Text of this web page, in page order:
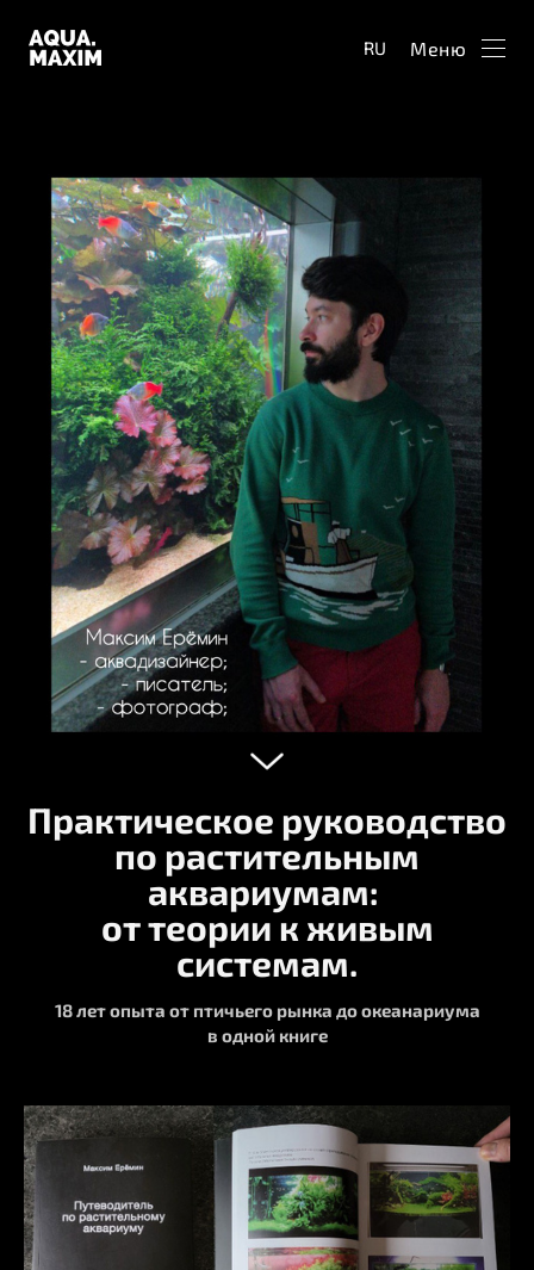
RU Меню
Практическое руководство
по растительным
аквариумам:
от теории к живым
системам.
18 лет опыта от птичьего рынка до океанариума
в одной книге